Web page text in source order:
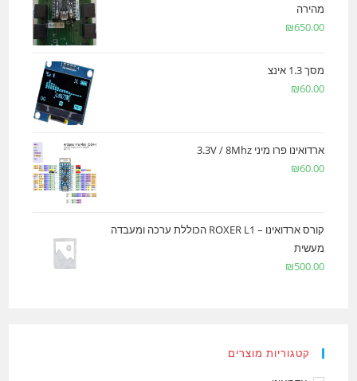
מהירה
₪650.00
מסך 1.3 אינצ
₪60.00
ארדואינו פרו מיני 3.3V / 8Mhz
₪60.00
קורס ארדואינו – ROXER L1 הכוללת ערכה ומעבדה
מעשית
₪500.00
קטגוריות מוצרים